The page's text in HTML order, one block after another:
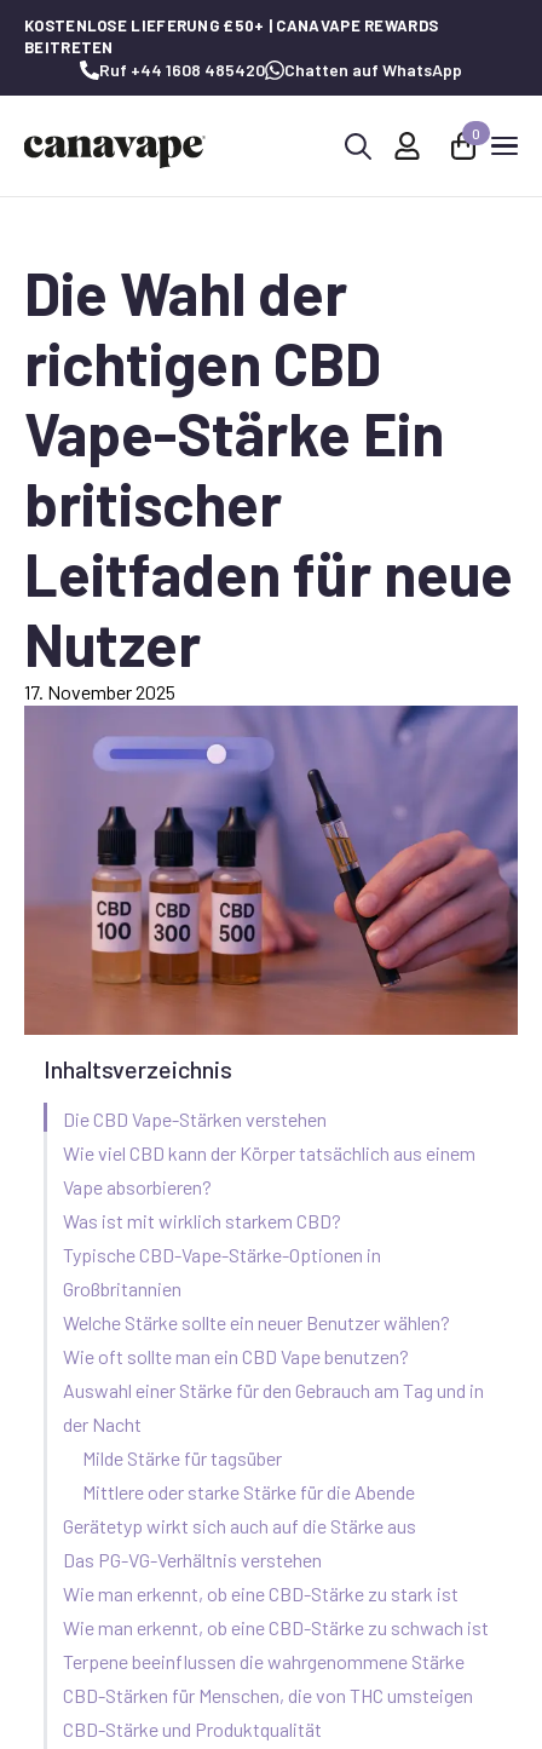
KOSTENLOSE LIEFERUNG £50+ | CANAVAPE REWARDS
BEITRETEN
Ruf +44 1608 485420 Chatten auf WhatsApp
0
Die Wahl der
richtigen CBD
Vape-Stärke Ein
britischer
Leitfaden für neue
Nutzer
17. November 2025
Inhaltsverzeichnis
Die CBD Vape-Stärken verstehen
Wie viel CBD kann der Körper tatsächlich aus einem
Vape absorbieren?
Was ist mit wirklich starkem CBD?
Typische CBD-Vape-Stärke-Optionen in
Großbritannien
Welche Stärke sollte ein neuer Benutzer wählen?
Wie oft sollte man ein CBD Vape benutzen?
Auswahl einer Stärke für den Gebrauch am Tag und in
der Nacht
Milde Stärke für tagsüber
Mittlere oder starke Stärke für die Abende
Gerätetyp wirkt sich auch auf die Stärke aus
Das PG-VG-Verhältnis verstehen
Wie man erkennt, ob eine CBD-Stärke zu stark ist
Wie man erkennt, ob eine CBD-Stärke zu schwach ist
Terpene beeinflussen die wahrgenommene Stärke
CBD-Stärken für Menschen, die von THC umsteigen
CBD-Stärke und Produktqualität